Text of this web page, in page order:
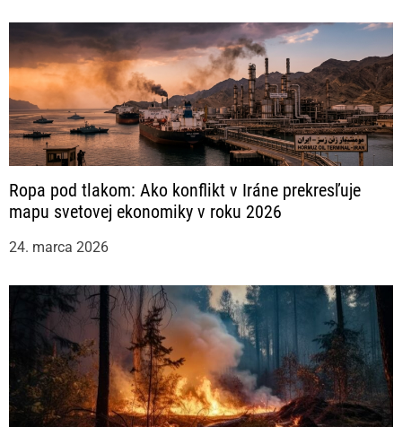
Ropa pod tlakom: Ako konflikt v Iráne prekresľuje
mapu svetovej ekonomiky v roku 2026
24. marca 2026